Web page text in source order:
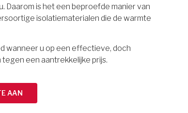
Daarom is het een beproefde manier van
isolatiematerialen die de warmte
wanneer u op een effectieve, doch
een aantrekkelijke prijs.
AAN